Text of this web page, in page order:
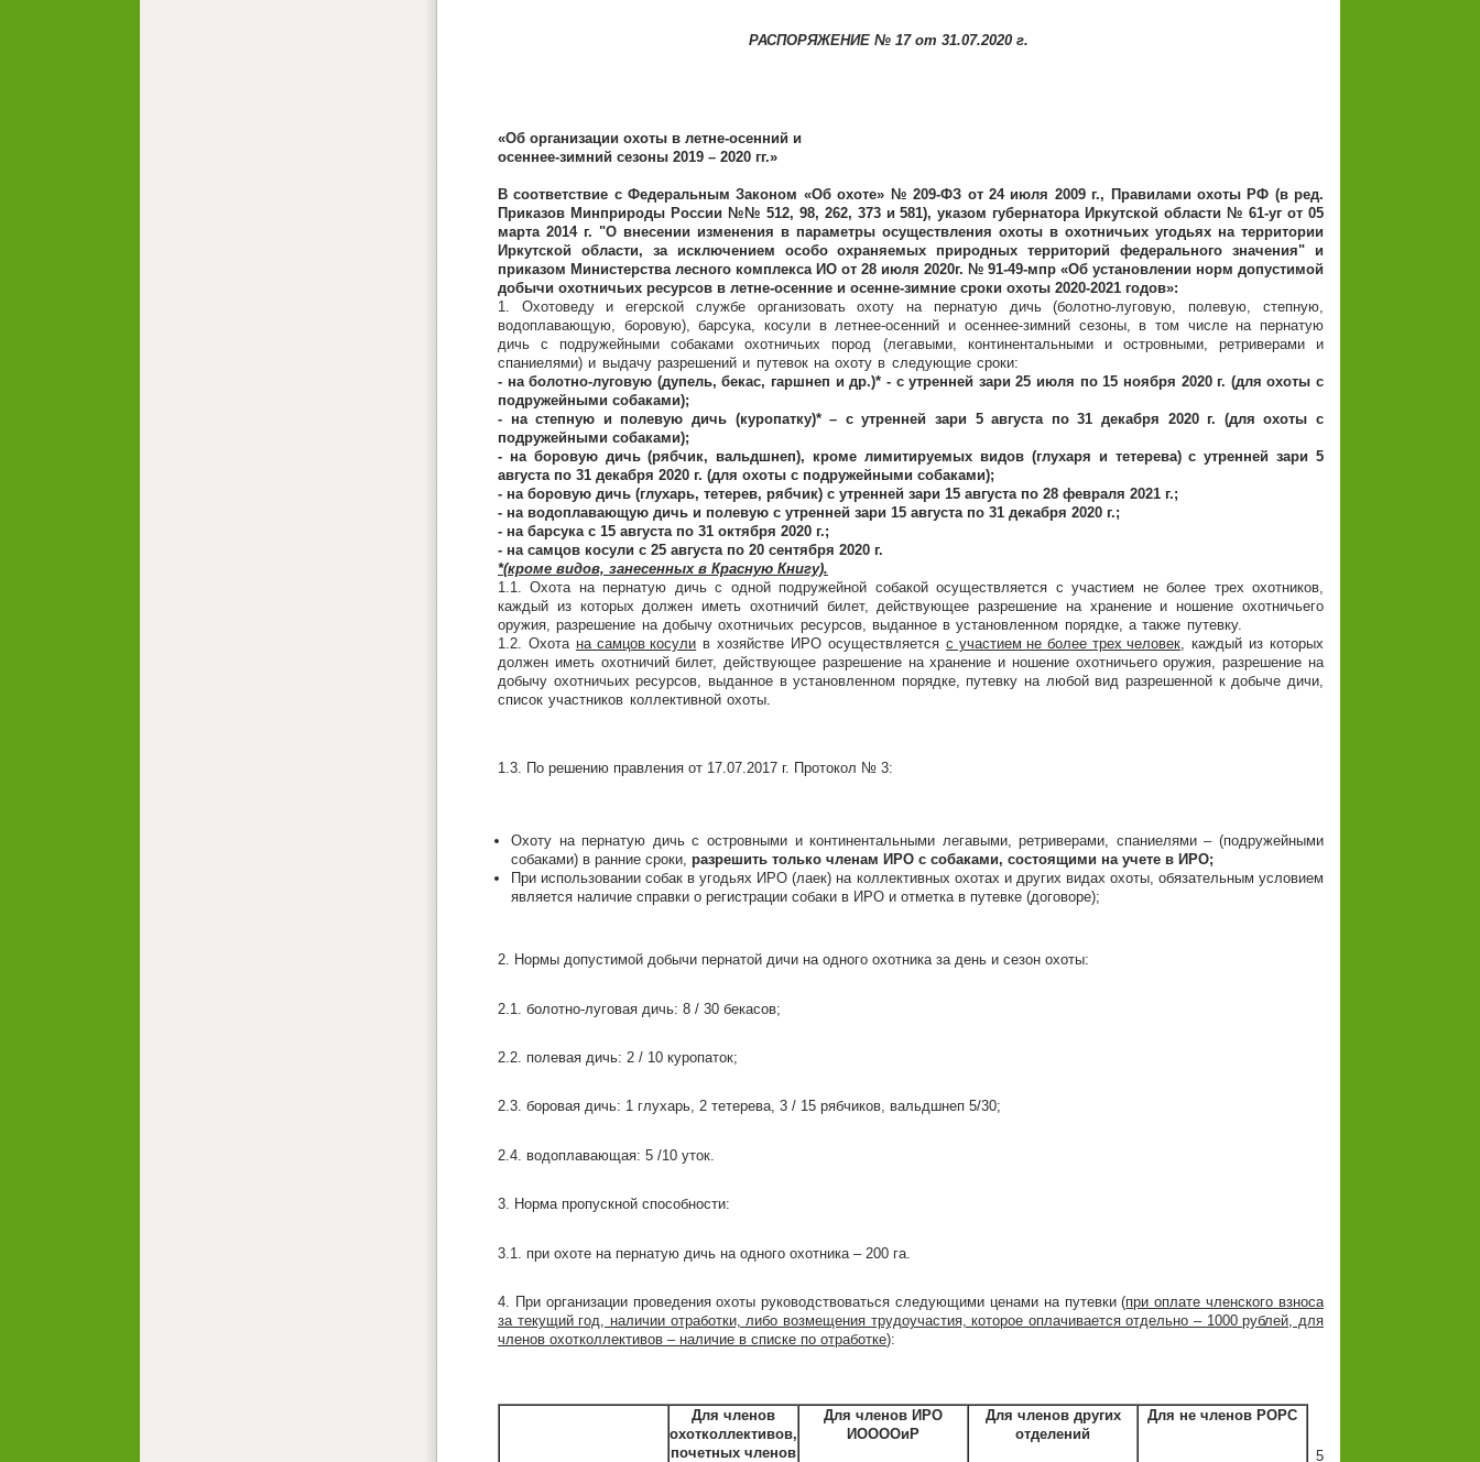
РАСПОРЯЖЕНИЕ № 17 от 31.07.2020 г.
«Об организации охоты в летне-осенний и
осеннее-зимний сезоны 2019 – 2020 гг.»
В соответствие с Федеральным Законом «Об охоте» № 209-ФЗ от 24 июля 2009 г., Правилами охоты РФ (в ред.
Приказов Минприроды России №№ 512, 98, 262, 373 и 581), указом губернатора Иркутской области № 61-уг от 05
марта 2014 г. "О внесении изменения в параметры осуществления охоты в охотничьих угодьях на территории
Иркутской области, за исключением особо охраняемых природных территорий федерального значения" и
приказом Министерства лесного комплекса ИО от 28 июля 2020г. № 91-49-мпр «Об установлении норм допустимой
добычи охотничьих ресурсов в летне-осенние и осенне-зимние сроки охоты 2020-2021 годов»:
1. Охотоведу и егерской службе организовать охоту на пернатую дичь (болотно-луговую, полевую, степную,
водоплавающую, боровую), барсука, косули в летнее-осенний и осеннее-зимний сезоны, в том числе на пернатую
дичь с подружейными собаками охотничьих пород (легавыми, континентальными и островными, ретриверами и
спаниелями) и выдачу разрешений и путевок на охоту в следующие сроки:
- на болотно-луговую (дупель, бекас, гаршнеп и др.)* - с утренней зари 25 июля по 15 ноября 2020 г. (для охоты с
подружейными собаками);
- на степную и полевую дичь (куропатку)* – с утренней зари 5 августа по 31 декабря 2020 г. (для охоты с
подружейными собаками);
- на боровую дичь (рябчик, вальдшнеп), кроме лимитируемых видов (глухаря и тетерева) с утренней зари 5
августа по 31 декабря 2020 г. (для охоты с подружейными собаками);
- на боровую дичь (глухарь, тетерев, рябчик) с утренней зари 15 августа по 28 февраля 2021 г.;
- на водоплавающую дичь и полевую с утренней зари 15 августа по 31 декабря 2020 г.;
- на барсука с 15 августа по 31 октября 2020 г.;
- на самцов косули с 25 августа по 20 сентября 2020 г.
*(кроме видов, занесенных в Красную Книгу).
1.1. Охота на пернатую дичь с одной подружейной собакой осуществляется с участием не более трех охотников,
каждый из которых должен иметь охотничий билет, действующее разрешение на хранение и ношение охотничьего
оружия, разрешение на добычу охотничьих ресурсов, выданное в установленном порядке, а также путевку.
1.2. Охота на самцов косули в хозяйстве ИРО осуществляется с участием не более трех человек, каждый из которых
должен иметь охотничий билет, действующее разрешение на хранение и ношение охотничьего оружия, разрешение на
добычу охотничьих ресурсов, выданное в установленном порядке, путевку на любой вид разрешенной к добыче дичи,
список участников коллективной охоты.
1.3. По решению правления от 17.07.2017 г. Протокол № 3:
Охоту на пернатую дичь с островными и континентальными легавыми, ретриверами, спаниелями – (подружейными
собаками) в ранние сроки, разрешить только членам ИРО с собаками, состоящими на учете в ИРО;
При использовании собак в угодьях ИРО (лаек) на коллективных охотах и других видах охоты, обязательным условием
является наличие справки о регистрации собаки в ИРО и отметка в путевке (договоре);
2. Нормы допустимой добычи пернатой дичи на одного охотника за день и сезон охоты:
2.1. болотно-луговая дичь: 8 / 30 бекасов;
2.2. полевая дичь: 2 / 10 куропаток;
2.3. боровая дичь: 1 глухарь, 2 тетерева, 3 / 15 рябчиков, вальдшнеп 5/30;
2.4. водоплавающая: 5 /10 уток.
3. Норма пропускной способности:
3.1. при охоте на пернатую дичь на одного охотника – 200 га.
4. При организации проведения охоты руководствоваться следующими ценами на путевки (при оплате членского взноса
за текущий год, наличии отработки, либо возмещения трудоучастия, которое оплачивается отдельно – 1000 рублей, для
членов охотколлективов – наличие в списке по отработке):
Для членов
охотколлективов,
почетных членов
Для членов ИРО
ИООООиР
Для членов других
отделений
Для не членов РОРС
5